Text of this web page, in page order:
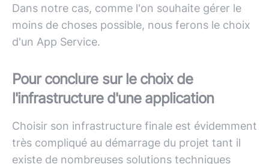
Dans notre cas, comme l'on souhaite gérer le
moins de choses possible, nous ferons le choix
d'un App Service.
Pour conclure sur le choix de
l'infrastructure d'une application
Choisir son infrastructure finale est évidemment
très compliqué au démarrage du projet tant il
existe de nombreuses solutions techniques